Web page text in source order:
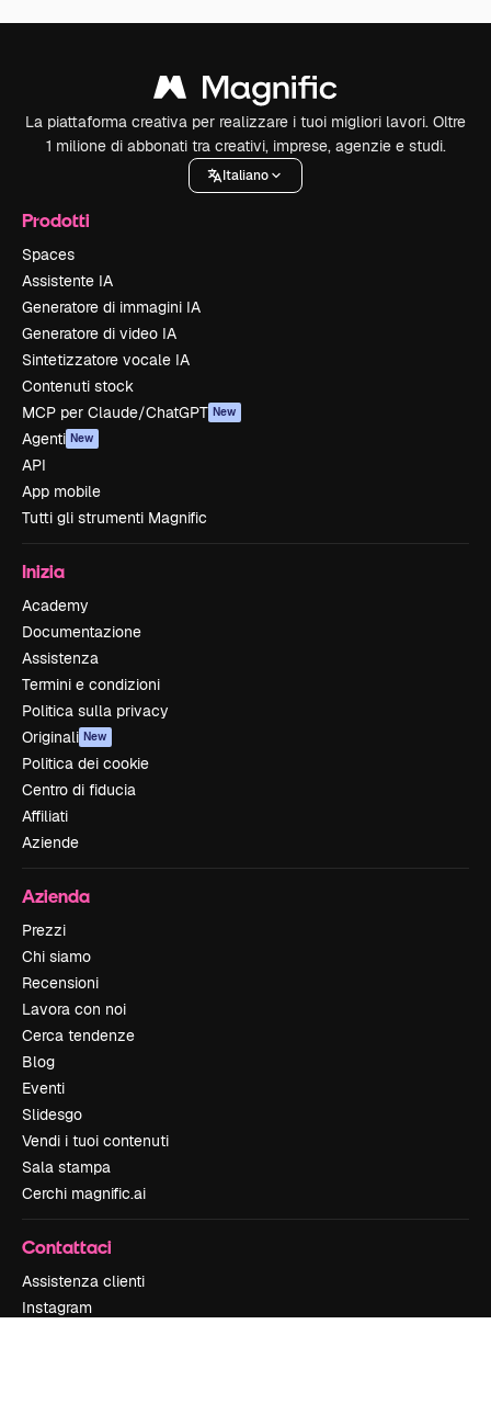
La piattaforma creativa per realizzare i tuoi migliori lavori. Oltre
1 milione di abbonati tra creativi, imprese, agenzie e studi.
Italiano
Prodotti
Spaces
Assistente IA
Generatore di immagini IA
Generatore di video IA
Sintetizzatore vocale IA
Contenuti stock
MCP per Claude/ChatGPT New
Agenti New
API
App mobile
Tutti gli strumenti Magnific
Inizia
Academy
Documentazione
Assistenza
Termini e condizioni
Politica sulla privacy
Originali New
Politica dei cookie
Centro di fiducia
Affiliati
Aziende
Azienda
Prezzi
Chi siamo
Recensioni
Lavora con noi
Cerca tendenze
Blog
Eventi
Slidesgo
Vendi i tuoi contenuti
Sala stampa
Cerchi magnific.ai
Contattaci
Assistenza clienti
Instagram